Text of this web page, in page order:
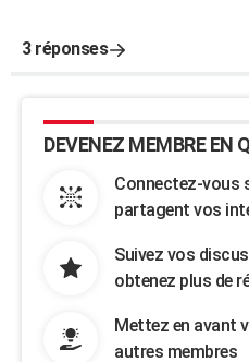
3 réponses
DEVENEZ MEMBRE EN
Connectez-vous
partagent vos
Suivez vos
obtenez plus de
Mettez en avant
autres membres